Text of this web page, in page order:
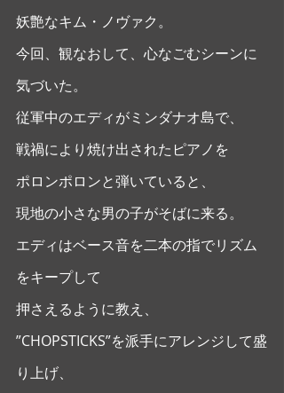
妖艶なキム・ノヴァク。
今回、観なおして、心なごむシーンに
気づいた。
従軍中のエディがミンダナオ島で、
戦禍により焼け出されたピアノを
ポロンポロンと弾いていると、
現地の小さな男の子がそばに来る。
エディはベース音を二本の指でリズム
をキープして
押さえるように教え、
”CHOPSTICKS”を派手にアレンジして盛
り上げ、